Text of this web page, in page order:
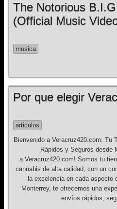
The Notorious
(Official Music
musica
Por que elegir
articulos
Bienvenido a Veracruz420.com: Tu
Rápidos y Seguros desde
a Veracruz420.com! Somos tu
cannabis de alta calidad, con un
la excelencia en cada aspecto
Monterrey, te ofrecemos una
envíos rápidos,